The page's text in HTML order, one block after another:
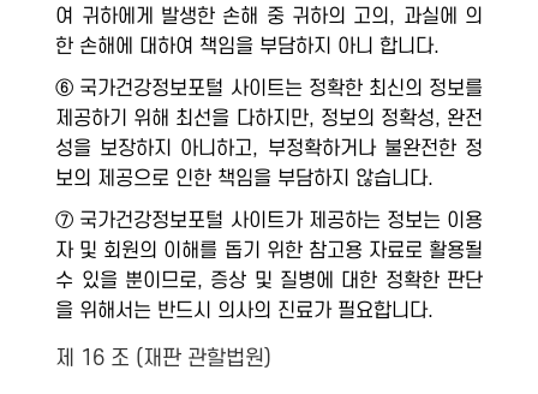
여 귀하에게 발생한 손해 중 귀하의 고의, 과실에 의
한 손해에 대하여 책임을 부담하지 아니 합니다.
⑥ 국가건강정보포털 사이트는 정확한 최신의 정보를
제공하기 위해 최선을 다하지만, 정보의 정확성, 완전
성을 보장하지 아니하고, 부정확하거나 불완전한 정
보의 제공으로 인한 책임을 부담하지 않습니다.
⑦ 국가건강정보포털 사이트가 제공하는 정보는 이용
자 및 회원의 이해를 돕기 위한 참고용 자료로 활용될
수 있을 뿐이므로, 증상 및 질병에 대한 정확한 판단
을 위해서는 반드시 의사의 진료가 필요합니다.
제 16 조 (재판 관할법원)